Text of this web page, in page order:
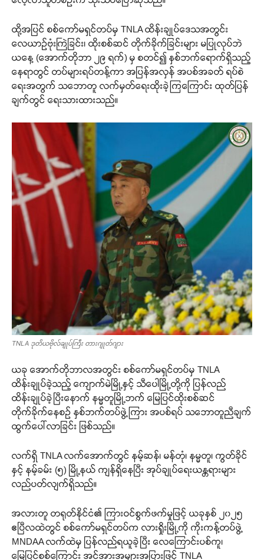
ထို့အပြင် စစ်ကော်မရှင်တပ်မှ TNLA ထိန်းချုပ်ဒေသအတွင်း
လေယာဉ်ဗုံးကြဲခြင်း၊ ထိုးစစ်ဆင် တိုက်ခိုက်ခြင်းများ မပြုလုပ်ဘဲ
ယနေ့ (အောက်တိုဘာ ၂၉ ရက်) မှ စတင်၍ နှစ်ဘက်ရောက်ရှိသည့်
နေရာတွင် တပ်များရပ်တန့်ကာ အပြန်အလှန် အပစ်အခတ် ရပ်စဲ
ရေးအတွက် သဘောတူ လက်မှတ်ရေးထိုးခဲ့ကြကြောင်း ထုတ်ပြန်
ချက်တွင် ရေးသားထားသည်။
TNLA ဒုတိယဗိုလ်ချုပ်ကြီး တားဂျုတ်ဂျား
ယခု အောက်တိုဘာလအတွင်း စစ်ကော်မရှင်တပ်မှ TNLA
ထိန်းချုပ်ခဲ့သည့် ကျောက်မဲမြို့နှင့် သီပေါမြို့တို့ကို ပြန်လည်
ထိန်းချုပ်ခဲ့ပြီးနောက် နမ္မတူမြို့ဘက် မြေပြင်ထိုးစစ်ဆင်
တိုက်ခိုက်နေစဉ် နှစ်ဘက်တပ်ဖွဲ့ကြား အပစ်ရပ် သဘောတူညီချက်
ထွက်ပေါ်လာခြင်း ဖြစ်သည်။
လက်ရှိ TNLA လက်အောက်တွင် နမ့်ဆန်၊ မန်တုံ၊ နမ္မတူ၊ ကွတ်ခိုင်
နှင့် နမ့်ခမ်း (၅) မြို့နယ် ကျန်ရှိနေပြီး အုပ်ချုပ်ရေးယန္တရားများ
လည်ပတ်လျက်ရှိသည်။
အလားတူ တရုတ်နိုင်ငံ၏ ကြားဝင်စွက်ဖက်မှုဖြင့် ယခုနှစ် ၂၀၂၅
ဧပြီလထဲတွင် စစ်ကော်မရှင်တပ်က လားရှိုးမြို့ကို ကိုးကန့်တပ်ဖွဲ့
MNDAA လက်ထဲမှ ပြန်လည်ရယူခဲ့ပြီး လေကြောင်းပစ်ကူ၊
မြေပြင်စစ်ကြောင်း အင်အားအများအပြားဖြင့် TNLA